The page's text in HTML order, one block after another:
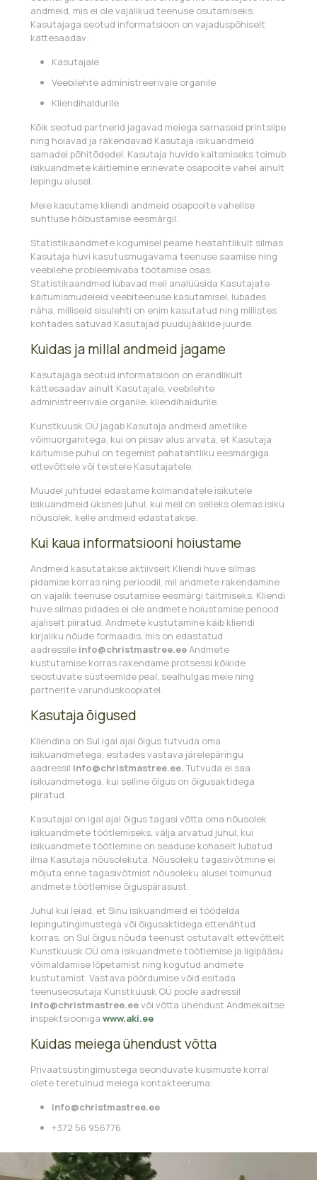
andmeid, mis ei ole vajalikud teenuse osutamiseks.
Kasutajaga seotud informatsioon on vajaduspõhiselt
kättesaadav:
Kasutajale
Veebilehte administreerivale organile
Kliendihaldurile
Kõik seotud partnerid jagavad meiega sarnaseid printsiipe
ning hoiavad ja rakendavad Kasutaja isikuandmeid
samadel põhitõdedel. Kasutaja huvide kaitsmiseks toimub
isikuandmete käitlemine erinevate osapoolte vahel ainult
lepingu alusel.
Meie kasutame kliendi andmeid osapoolte vahelise
suhtluse hõlbustamise eesmärgil.
Statistikaandmete kogumisel peame heatahtlikult silmas
Kasutaja huvi kasutusmugavama teenuse saamise ning
veebilehe probleemivaba töötamise osas.
Statistikaandmed lubavad meil analüüsida Kasutajate
käitumismudeleid veebiteenuse kasutamisel, lubades
näha, milliseid sisulehti on enim kasutatud ning millistes
kohtades satuvad Kasutajad puudujääkide juurde.
Kuidas ja millal andmeid jagame
Kasutajaga seotud informatsioon on erandlikult
kättesaadav ainult Kasutajale, veebilehte
administreerivale organile, kliendihaldurile.
Kunstkuusk OÜ jagab Kasutaja andmeid ametlike
võimuorganitega, kui on piisav alus arvata, et Kasutaja
käitumise puhul on tegemist pahatahtliku eesmärgiga
ettevõttele või teistele Kasutajatele.
Muudel juhtudel edastame kolmandatele isikutele
isikuandmeid üksnes juhul, kui meil on selleks olemas isiku
nõusolek, kelle andmeid edastatakse.
Kui kaua informatsiooni hoiustame
Andmeid kasutatakse aktiivselt Kliendi huve silmas
pidamise korras ning perioodil, mil andmete rakendamine
on vajalik teenuse osutamise eesmärgi täitmiseks. Kliendi
huve silmas pidades ei ole andmete hoiustamise periood
ajaliselt piiratud. Andmete kustutamine käib kliendi
kirjaliku nõude formaadis, mis on edastatud
aadressile info@christmastree.ee Andmete
kustutamise korras rakendame protsessi kõikide
seostuvate süsteemide peal, sealhulgas meie ning
partnerite varunduskoopiatel.
Kasutaja õigused
Kliendina on Sul igal ajal õigus tutvuda oma
isikuandmetega, esitades vastava järelepäringu
aadressil info@christmastree.ee.Tutvuda ei saa
isikuandmetega, kui selline õigus on õigusaktidega
piiratud.
Kasutajal on igal ajal õigus tagasi võtta oma nõusolek
isikuandmete töötlemiseks, välja arvatud juhul, kui
isikuandmete töötlemine on seaduse kohaselt lubatud
ilma Kasutaja nõusolekuta. Nõusoleku tagasivõtmine ei
mõjuta enne tagasivõtmist nõusoleku alusel toimunud
andmete töötlemise õiguspärasust.
Juhul kui leiad, et Sinu isikuandmeid ei töödelda
lepingutingimustega või õigusaktidega ettenähtud
korras, on Sul õigus nõuda teenust ostutavalt ettevõttelt
Kunstkuusk OÜ oma isikuandmete töötlemise ja ligipääsu
võimaldamise lõpetamist ning kogutud andmete
kustutamist. Vastava pöördumise võid esitada
teenuseosutaja Kunstkuusk OÜ poole aadressil
info@christmastree.eevõi võtta ühendust Andmekaitse
inspektsiooniga www.aki.ee
Kuidas meiega ühendust võtta
Privaatsustingimustega seonduvate küsimuste korral
olete teretulnud meiega kontakteeruma:
info@christmastree.ee
+372 56 956776